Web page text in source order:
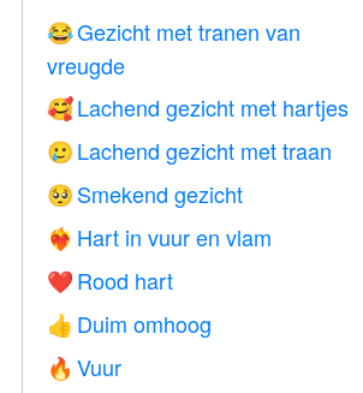
😂Gezicht met tranen van
vreugde
🥰 Lachend gezicht met hartjes
🥲 Lachend gezicht met traan
🥺 Smekend gezicht
❤️‍🔥 Hart in vuur en vlam
❤️ Rood hart
👍 Duim omhoog
🔥 Vuur